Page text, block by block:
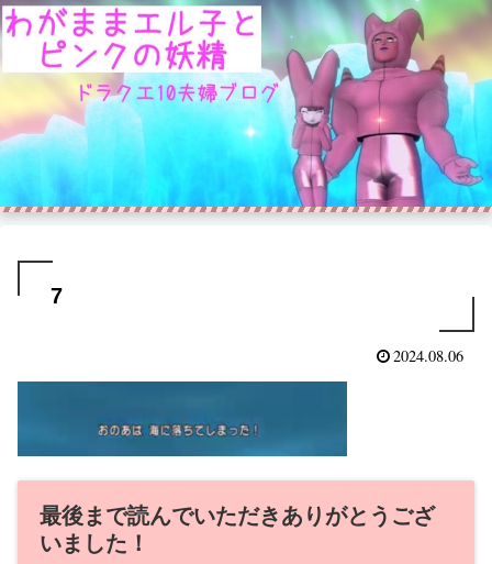
7
2024.08.06
最後まで読んでいただきありがとうござ
いました！